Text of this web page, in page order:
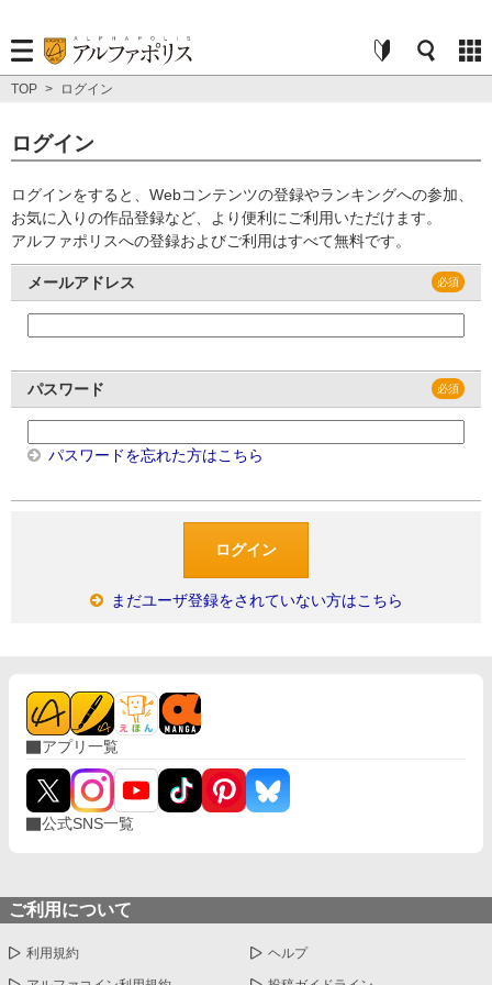
TOP > ログイン
ログイン
ログインをすると、Webコンテンツの登録やランキングへの参加、
お気に入りの作品登録など、より便利にご利用いただけます。
アルファポリスへの登録およびご利用はすべて無料です。
メールアドレス
パスワード
パスワードを忘れた方はこちら
まだユーザ登録をされていない方はこちら
アプリ一覧
公式SNS一覧
ご利用について
利用規約 ヘルプ